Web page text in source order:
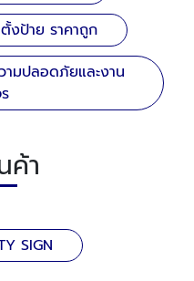
ป้าย ราคาถูก
มปลอดภัยและงาน
ค้า
SIGN